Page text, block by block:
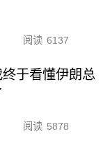
阅读 6137
于看懂伊朗总
阅读 5878